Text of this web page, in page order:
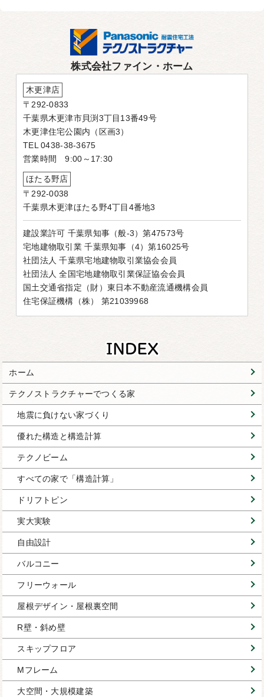
株式会社ファイン・ホーム
木更津店
〒292-0833
千葉県木更津市貝渕3丁目13番49号
木更津住宅公園内（区画3）
TEL 0438-38-3675
営業時間 9:00～17:30
ほたる野店
〒292-0038
千葉県木更津ほたる野4丁目4番地3
建設業許可 千葉県知事（般-3）第47573号
宅地建物取引業 千葉県知事（4）第16025号
社団法人 千葉県宅地建物取引業協会会員
社団法人 全国宅地建物取引業保証協会会員
国土交通省指定（財）東日本不動産流通機構会員
住宅保証機構（株） 第21039968
ホーム
テクノストラクチャーでつくる家
地震に負けない家づくり
優れた構造と構造計算
テクノビーム
すべての家で「構造計算」
ドリフトピン
実大実験
自由設計
バルコニー
フリーウォール
屋根デザイン・屋根裏空間
R壁・斜め壁
スキップフロア
Mフレーム
大空間・大規模建築